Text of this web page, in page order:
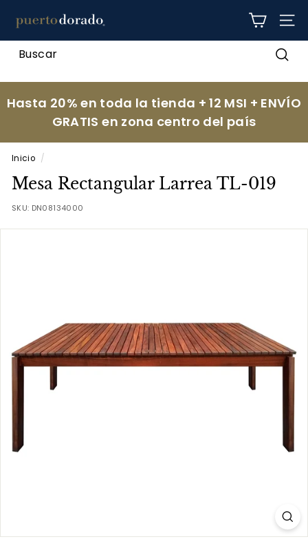
directamente
contenido
p
u
e
r
t
o
r
a
d
o
Hasta 20% en toda la tienda + 12 MSI + ENVÍO
GRATIS en zona centro del país
Inicio /
Mesa Rectangular Larrea TL-019
SKU: DN08134000